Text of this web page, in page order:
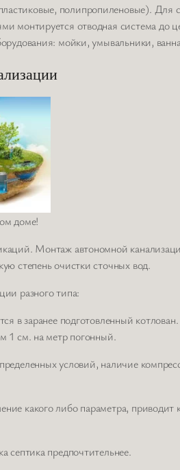
полипропиленовые). Для
монтируется отводная система до
мойки, умывальники,
доме!
Монтаж автономной
степень очистки сточных вод.
разного типа:
в заранее подготовленный
1 см. на метр погонный.
условий, наличие
какого либо параметра,
септика предпочтительнее.